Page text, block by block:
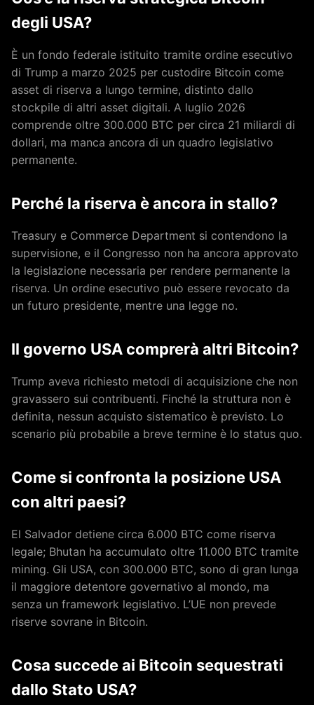
degli USA?
È un fondo federale istituito tramite ordine esecutivo
di Trump a marzo 2025 per custodire Bitcoin come
asset di riserva a lungo termine, distinto dallo
stockpile di altri asset digitali. A luglio 2026
comprende oltre 300.000 BTC per circa 21 miliardi di
dollari, ma manca ancora di un quadro legislativo
permanente.
Perché la riserva è ancora in stallo?
Treasury e Commerce Department si contendono la
supervisione, e il Congresso non ha ancora approvato
la legislazione necessaria per rendere permanente la
riserva. Un ordine esecutivo può essere revocato da
un futuro presidente, mentre una legge no.
Il governo USA comprerà altri Bitcoin?
Trump aveva richiesto metodi di acquisizione che non
gravassero sui contribuenti. Finché la struttura non è
definita, nessun acquisto sistematico è previsto. Lo
scenario più probabile a breve termine è lo status quo.
Come si confronta la posizione USA
con altri paesi?
El Salvador detiene circa 6.000 BTC come riserva
legale; Bhutan ha accumulato oltre 11.000 BTC tramite
mining. Gli USA, con 300.000 BTC, sono di gran lunga
il maggiore detentore governativo al mondo, ma
senza un framework legislativo. L’UE non prevede
riserve sovrane in Bitcoin.
Cosa succede ai Bitcoin sequestrati
dallo Stato USA?